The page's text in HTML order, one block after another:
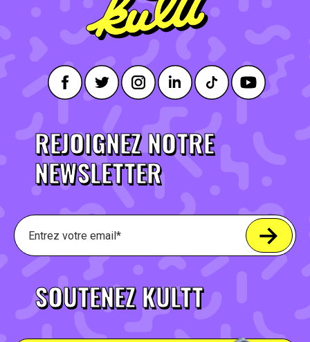
REJOIGNEZ NOTRE
NEWSLETTER
SOUTENEZ KULTT